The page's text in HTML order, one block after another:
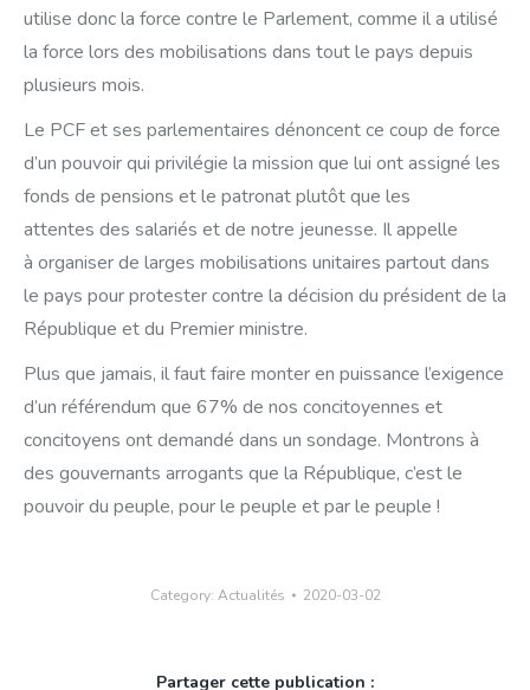
utilise donc la force contre le Parlement, comme il a utilisé
la force lors des mobilisations dans tout le pays depuis
plusieurs mois.
Le PCF et ses parlementaires dénoncent ce coup de force
d’un pouvoir qui privilégie la mission que lui ont assigné les
fonds de pensions et le patronat plutôt que les
attentes des salariés et de notre jeunesse. Il appelle
à organiser de larges mobilisations unitaires partout dans
le pays pour protester contre la décision du président de la
République et du Premier ministre.
Plus que jamais, il faut faire monter en puissance l’exigence
d’un référendum que 67% de nos concitoyennes et
concitoyens ont demandé dans un sondage. Montrons à
des gouvernants arrogants que la République, c’est le
pouvoir du peuple, pour le peuple et par le peuple !
Category: Actualités 2020-03-02
Partager cette publication :